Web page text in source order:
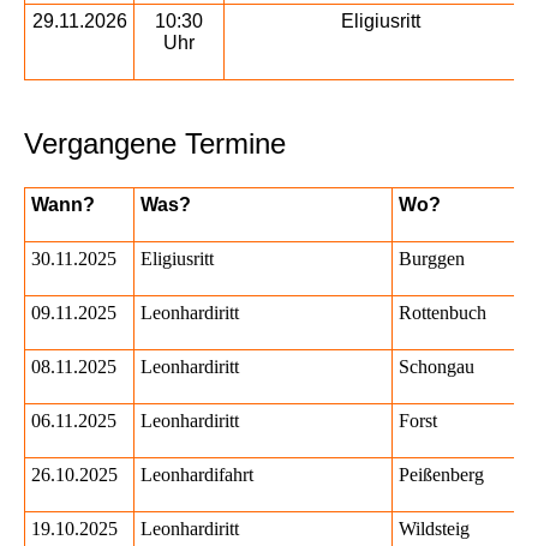
29.11.2026
10:30
Uhr
Eligiusritt
Vergangene Termine
Wann? Was? Wo?
30.11.2025 Eligiusritt Burggen
09.11.2025 Leonhardiritt Rottenbuch
08.11.2025 Leonhardiritt Schongau
06.11.2025 Leonhardiritt Forst
26.10.2025 Leonhardifahrt Peißenberg
19.10.2025 Leonhardiritt Wildsteig